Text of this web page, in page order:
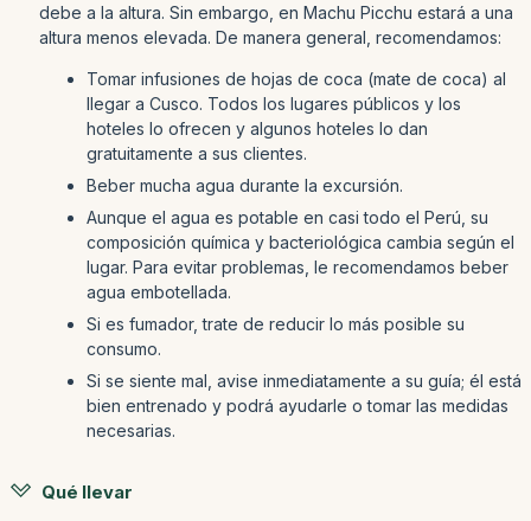
debe a la altura. Sin embargo, en Machu Picchu estará a una
altura menos elevada. De manera general, recomendamos:
Tomar infusiones de hojas de coca (mate de coca) al
llegar a Cusco. Todos los lugares públicos y los
hoteles lo ofrecen y algunos hoteles lo dan
gratuitamente a sus clientes.
Beber mucha agua durante la excursión.
Aunque el agua es potable en casi todo el Perú, su
composición química y bacteriológica cambia según el
lugar. Para evitar problemas, le recomendamos beber
agua embotellada.
Si es fumador, trate de reducir lo más posible su
consumo.
Si se siente mal, avise inmediatamente a su guía; él está
bien entrenado y podrá ayudarle o tomar las medidas
necesarias.
Qué llevar